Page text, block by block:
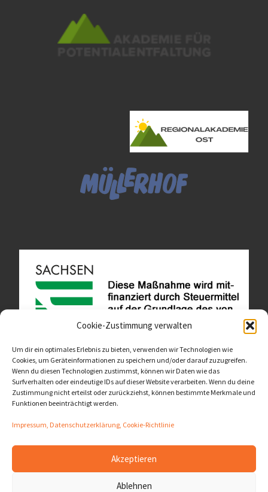
Cookie-Zustimmung verwalten
Um dir ein optimales Erlebnis zu bieten, verwenden wir Technologien wie
Cookies, um Geräteinformationen zu speichern und/oder darauf zuzugreifen.
Wenn du diesen Technologien zustimmst, können wir Daten wie das
Surfverhalten oder eindeutige IDs auf dieser Website verarbeiten. Wenn du deine
Zustimmung nicht erteilst oder zurückziehst, können bestimmte Merkmale und
Funktionen beeinträchtigt werden.
Impressum, Datenschutzerklärung, Cookie-Richtlinie
Akzeptieren
Ablehnen
Diese Website ist als Teil des Projektes "Wachsen lassen
- Raum geben" entstanden.>>>
© 2026LernOrtVerbund– Alle Rechte vorbehalten
– Entworfen mit dem